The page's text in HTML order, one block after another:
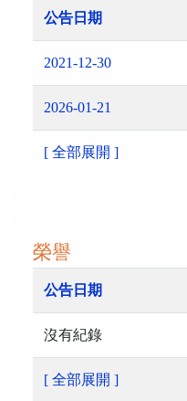
公告日期
2021-12-30
2026-01-21
[ 全部展開 ]
榮譽
公告日期
沒有紀錄
[ 全部展開 ]